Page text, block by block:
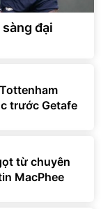
đại
trước Getafe
từ chuyên
MacPhee